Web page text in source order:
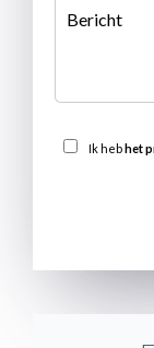
Ik hebhet